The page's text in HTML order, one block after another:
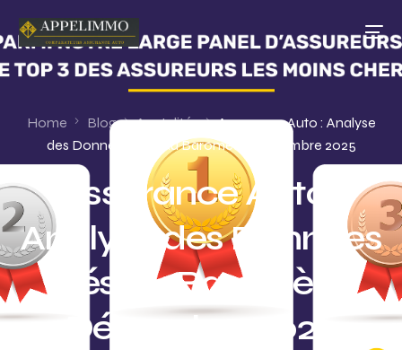
Home Blog Acutalités
Assurance Auto : Analyse
des Données Clés du Baromètre Décembre 2025
Assurance Auto :
Analyse des Données
Clés du Baromètre
Décembre 2025